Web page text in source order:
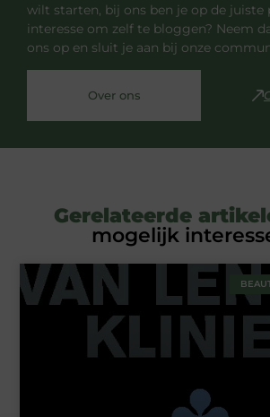
wilt starten, bij ons ben je op de juiste
interesse om zelf te bloggen? Neem
ons op en sluit je aan bij onze
Over ons
Gerelateerde
mogelijk